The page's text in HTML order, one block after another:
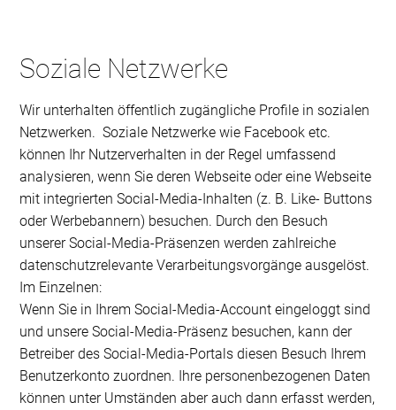
Soziale Netzwerke
Wir unterhalten öffentlich zugängliche Profile in sozialen
Netzwerken. Soziale Netzwerke wie Facebook etc.
können Ihr Nutzerverhalten in der Regel umfassend
analysieren, wenn Sie deren Webseite oder eine Webseite
mit integrierten Social-Media-Inhalten (z. B. Like- Buttons
oder Werbebannern) besuchen. Durch den Besuch
unserer Social-Media-Präsenzen werden zahlreiche
datenschutzrelevante Verarbeitungsvorgänge ausgelöst.
Im Einzelnen:
Wenn Sie in Ihrem Social-Media-Account eingeloggt sind
und unsere Social-Media-Präsenz besuchen, kann der
Betreiber des Social-Media-Portals diesen Besuch Ihrem
Benutzerkonto zuordnen. Ihre personenbezogenen Daten
können unter Umständen aber auch dann erfasst werden,